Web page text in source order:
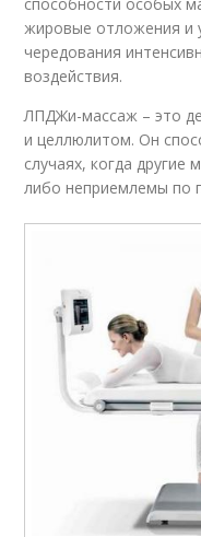
жировые отложения и
чередования
воздействия.
ЛПДЖи-массаж – это
и целлюлитом. Он
случаях, когда другие
либо неприемлемы по